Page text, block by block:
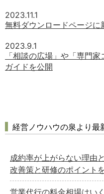
2023.11.1
無料ダウンロードページに
2023.9.1
「相談の広場」や「専門
ガイドを公開
経営ノウハウの泉より最
成約率が上がらない理由
改善策と研修のポイント